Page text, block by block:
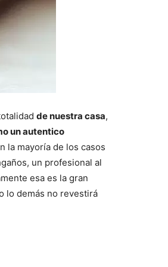
de nuestra casa,
un autentico
la mayoría de los casos
un profesional al
esa es la gran
lo demás no revestirá